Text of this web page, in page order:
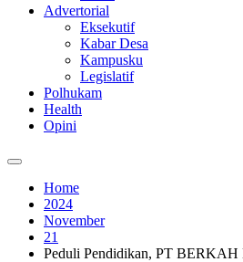
Advertorial
Eksekutif
Kabar Desa
Kampusku
Legislatif
Polhukam
Health
Opini
Home
2024
November
21
Peduli Pendidikan, PT BERKAH